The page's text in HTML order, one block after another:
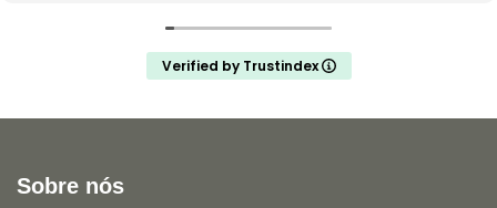
A Rewilding Portugal mostra que este é o futuro do
turismo de natureza e da conservação. Depois desta
experiência, a comparação com os jardins zoológicos
conhecimento e a proteção da vida selvagem,
entretenimento humano.
Verified by Trustindex
Sobre nós